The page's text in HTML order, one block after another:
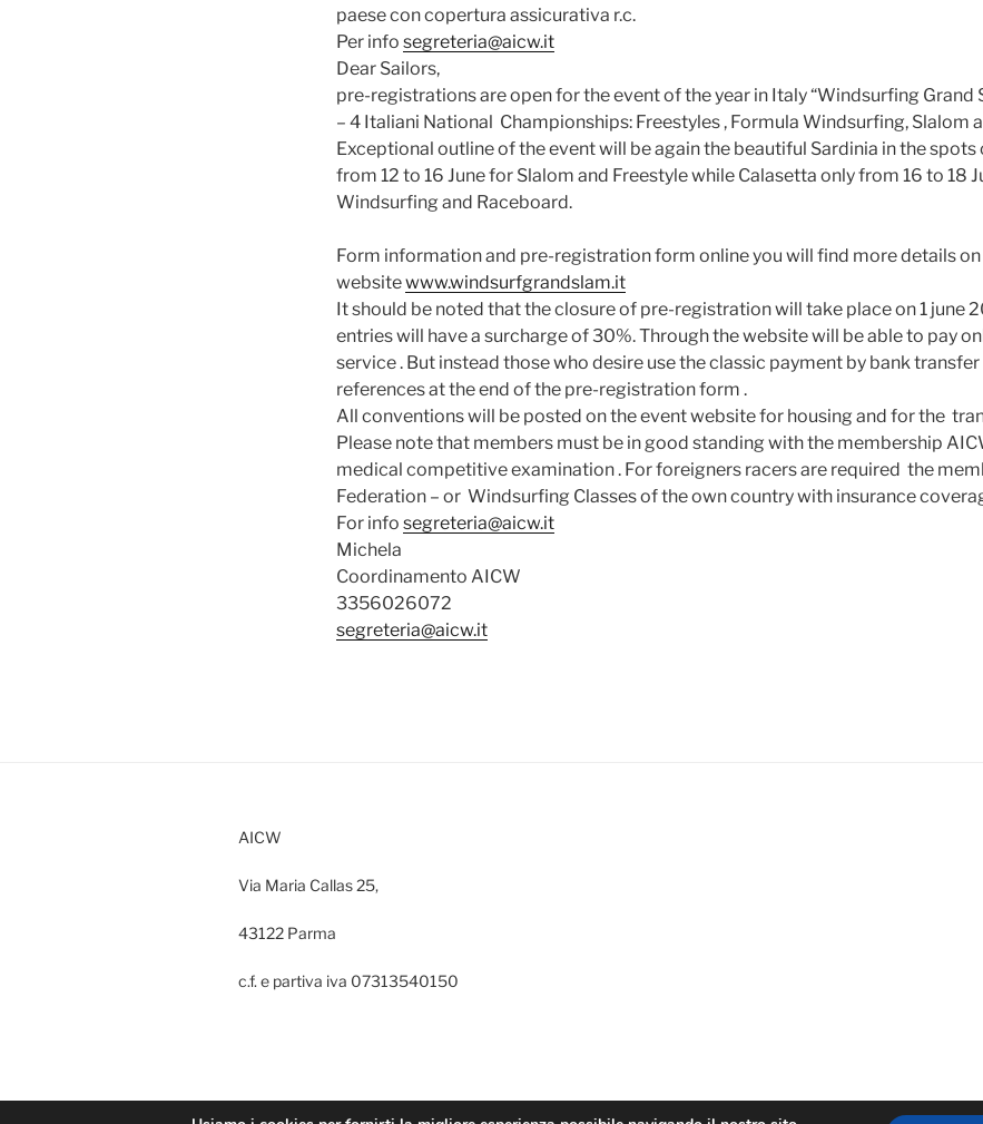
paese con copertura assicurativa r.c.
Per info segreteria@aicw.it
Dear Sailors,
pre-registrations are open for the event of the year in Italy “Windsurfing Grand
– 4 Italiani National Championships: Freestyles , Formula Windsurfing, Slalom
Exceptional outline of the event will be again the beautiful Sardinia in the spots
from 12 to 16 June for Slalom and Freestyle while Calasetta only from 16 to 18
Windsurfing and Raceboard.
Form information and pre-registration form online you will find more details
websitewww.windsurfgrandslam.it
It should be noted that the closure of pre-registration will take place on 1 june
entries will have a surcharge of 30%. Through the website will be able to pay
service . But instead those who desire use the classic payment by bank
references at the end of the pre-registration form .
All conventions will be posted on the event website for housing and for the
Please note that members must be in good standing with the membership
medical competitive examination . For foreigners racers are required the
Federation – or Windsurfing Classes of the own country with insurance
For info segreteria@aicw.it
Michela
Coordinamento AICW
3356026072
segreteria@aicw.it
AICW
Via Maria Callas 25,
43122 Parma
c.f. e partiva iva 07313540150
Proudly powered by WordPress